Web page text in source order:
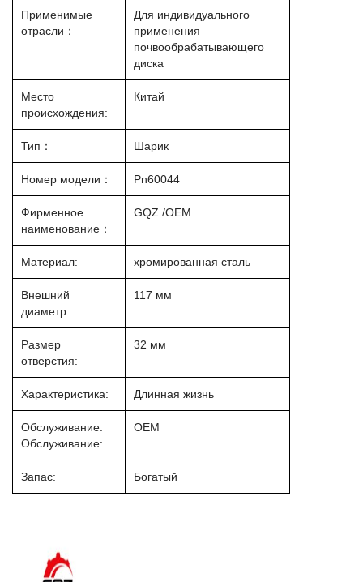
Применимые
отрасли：
Для индивидуального
применения
почвообрабатывающего
диска
Место
происхождения:
Китай
Тип： Шарик
Номер модели： Pn60044
Фирменное
наименование：
GQZ /OEM
Материал: хромированная сталь
Внешний
диаметр:
117 мм
Размер
отверстия:
32 мм
Характеристика: Длинная жизнь
Обслуживание:
Обслуживание:
OEM
Запас: Богатый